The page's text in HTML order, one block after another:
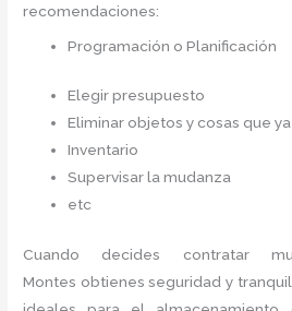
recomendaciones:
Programación o Planificación
Elegir presupuesto
Eliminar objetos y cosas que
Inventario
Supervisar la mudanza
etc
Cuando decides contratar
Montes obtienes seguridad y